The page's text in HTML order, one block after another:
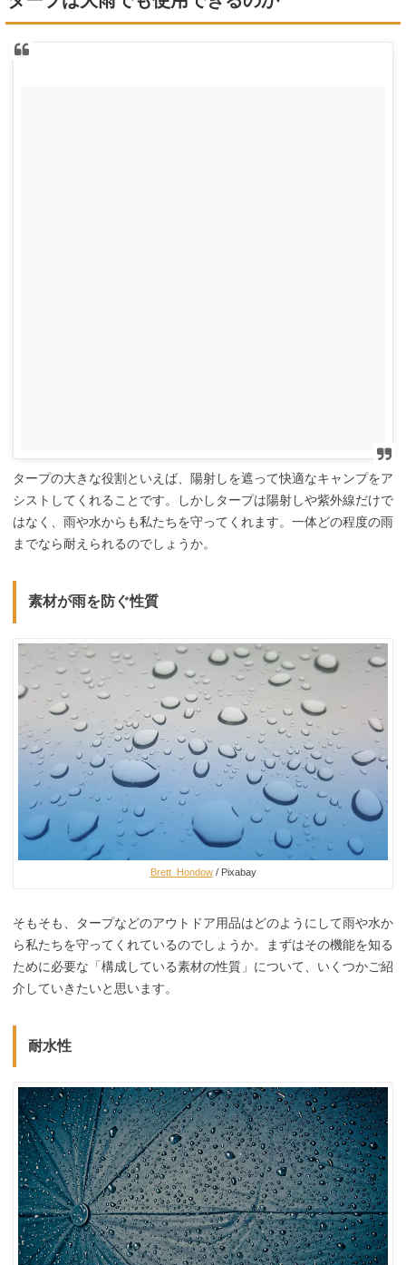
タープの大きな役割といえば、陽射しを遮って快適なキャンプをア
シストしてくれることです。しかしタープは陽射しや紫外線だけで
はなく、雨や水からも私たちを守ってくれます。一体どの程度の雨
までなら耐えられるのでしょうか。
素材が雨を防ぐ性質
Brett_Hondow/ Pixabay
そもそも、タープなどのアウトドア用品はどのようにして雨や水か
ら私たちを守ってくれているのでしょうか。まずはその機能を知る
ために必要な「構成している素材の性質」について、いくつかご紹
介していきたいと思います。
耐水性